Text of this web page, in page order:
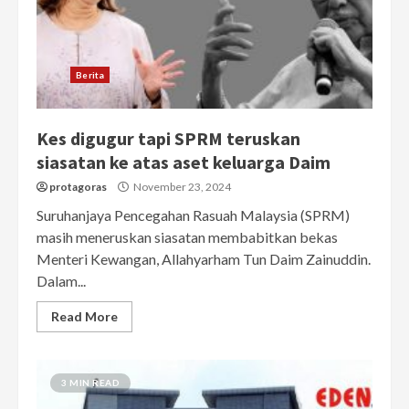
Berita
Kes digugur tapi SPRM teruskan
siasatan ke atas aset keluarga Daim
protagoras November 23, 2024
Suruhanjaya Pencegahan Rasuah Malaysia (SPRM)
masih meneruskan siasatan membabitkan bekas
Menteri Kewangan, Allahyarham Tun Daim Zainuddin.
Dalam...
Read More
3 MIN READ